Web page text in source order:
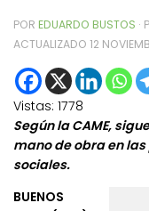
POR EDUARDO BUSTOS ·
ACTUALIZADO 12
Vistas: 1778
Según la CAME,
mano de obra en
sociales.
BUENOS